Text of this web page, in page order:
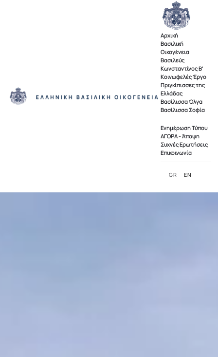
Αρχική
Βασιλική
Οικογένεια
Βασιλεύς
Κωνσταντίνος Β'
Κοινωφελές Έργο
Πριγκίπισσες της
Ελλάδας
Βασίλισσα Όλγα
Βασίλισσα Σοφία
Ενημέρωση Τύπου
ΑΓΟΡΑ - Άποψη
Συχνές Ερωτήσεις
Επικοινωνία
GR EN